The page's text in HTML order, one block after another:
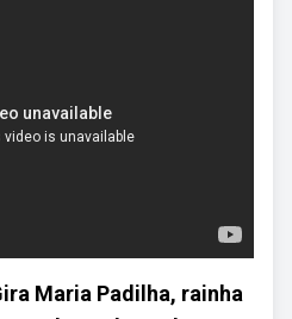
Maria Padilha, rainha